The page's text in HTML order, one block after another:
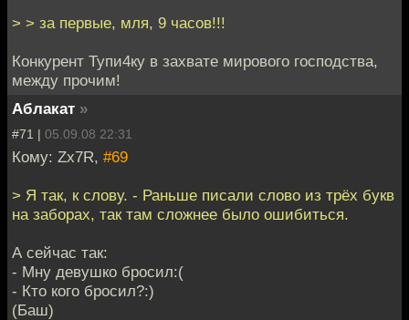
> > за первые, мля, 9 часов!!!
Конкурент Тупи4ку в захвате мирового господства,
между прочим!
Аблакат »
#71 | 05.09.08 22:31
Кому: Zx7R, #69
> Я так, к слову. - Раньше писали слово из трёх букв
на заборах, так там сложнее было ошибиться.
А сейчас так:
- Мну девушко бросил:(
- Кто кого бросил?:)
(Баш)